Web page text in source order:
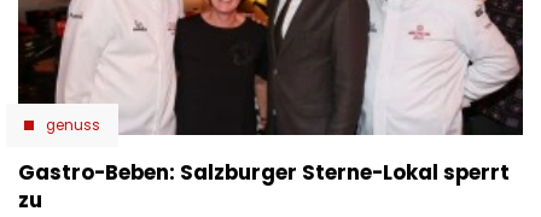
genuss
Gastro-Beben: Salzburger Sterne-Lokal sperrt
zu